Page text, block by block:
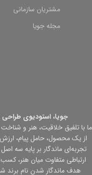
مشتریان سازمانی
مجله جویا
جویا، استودیوی
ما با تلفیق خلاقیت، هنر و
از یک محصول، حامل پیام،
تجربه‌ای ماندگار بر پایه سه
ارتباطی متفاوت میان هنر،
هدف ماندگار شدن نام